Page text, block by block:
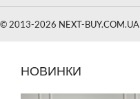
© 2013-2026 NEXT-BUY.COM.UA
НОВИНКИ